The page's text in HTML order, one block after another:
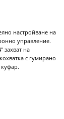
настройване на
управление.
захват на
с гумирано